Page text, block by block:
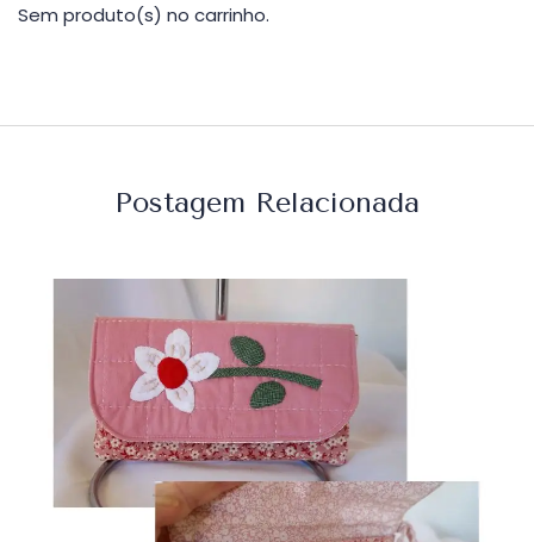
Sem produto(s) no carrinho.
Postagem Relacionada